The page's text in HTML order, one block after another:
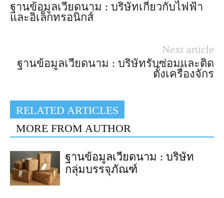
ฐานข้อมูลเวียดนาม : บริษัทเกี่ยวกับไฟฟ้า
และอิเล็กทรอนิกส์
Next article
ฐานข้อมูลเวียดนาม : บริษัทรับซ่อมและติด
ตั้งเครื่องจักร
RELATED ARTICLES
MORE FROM AUTHOR
ฐานข้อมูลเวียดนาม : บริษัท
กลุ่มบรรจุภัณฑ์